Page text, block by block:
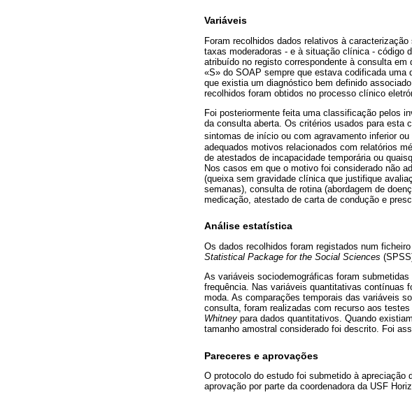
Variáveis
Foram recolhidos dados relativos à
taxas moderadoras - e à situação clínica - código
atribuído no registo correspondente à consulta
«S» do SOAP sempre que estava codificada
que existia um diagnóstico bem definido
recolhidos foram obtidos no processo clínico
Foi posteriormente feita uma classificação pelos
da consulta aberta. Os critérios usados para esta
sintomas de início ou com agravamento inferior
adequados motivos relacionados com relatórios
de atestados de incapacidade temporária ou
Nos casos em que o motivo foi considerado não
(queixa sem gravidade clínica que justifique
semanas), consulta de rotina (abordagem de
medicação, atestado de carta de condução e
Análise estatística
Os dados recolhidos foram registados num
Statistical Package for the Social Sciences
As variáveis sociodemográficas foram
frequência. Nas variáveis quantitativas contínuas
moda. As comparações temporais das variáveis
consulta, foram realizadas com recurso aos
Whitney para dados quantitativos. Quando
tamanho amostral considerado foi descrito. Foi
Pareceres e aprovações
O protocolo do estudo foi submetido à
aprovação por parte da coordenadora da USF